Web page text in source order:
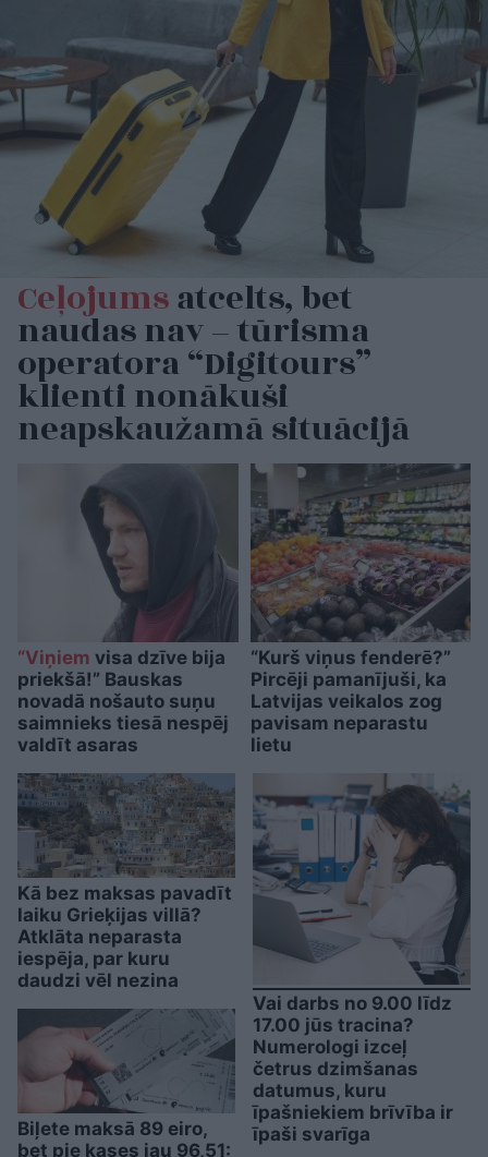
Ceļojumsatcelts, bet
naudas nav – tūrisma
operatora “Digitours”
klienti nonākuši
neapskaužamā situācijā
“Viņiem visa dzīve bija
priekšā!” Bauskas
novadā nošauto suņu
saimnieks tiesā nespēj
valdīt asaras
“Kurš viņus fenderē?”
Pircēji pamanījuši, ka
Latvijas veikalos zog
pavisam neparastu
lietu
Kā bez maksas pavadīt
laiku Grieķijas villā?
Atklāta neparasta
iespēja, par kuru
daudzi vēl nezina
Biļete maksā 89 eiro,
bet pie kases jau 96,51:
Vai darbs no 9.00 līdz
17.00 jūs tracina?
Numerologi izceļ
četrus dzimšanas
datumus, kuru
īpašniekiem brīvība ir
īpaši svarīga